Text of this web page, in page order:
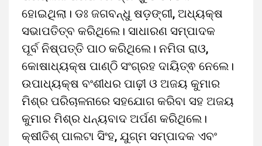
ହୋଇଥିଲା। ଡଃ ଜଗବନ୍ଧୁ ଷଡ଼ଙ୍ଗୀ, ଅଧ୍ୟକ୍ଷ
ସଭାପତିତ୍ବ କରିଥିଲେ। ସାଧାରଣ ସମ୍ପାଦକ
ପୂର୍ବ ନିଷ୍ପତ୍ତି ପାଠ କରିଥିଲେ। ନମିତା ରାଓ,
କୋଷାଧ୍ୟକ୍ଷ ପାଣ୍ଠି ସଂଗ୍ରହ ଦାୟିତ୍ଵ ନେଲେ।
ଉପାଧ୍ୟକ୍ଷ ବଂଶୀଧର ପାଢ଼ୀ ଓ ଅଜୟ କୁମାର
ମିଶ୍ର ପରିଚାଳନାରେ ସହଯୋଗ କରିବା ସହ ଅଜୟ
କୁମାର ମିଶ୍ର ଧନ୍ୟବାଦ ଅର୍ପଣ କରିଥିଲେ।
କ୍ଷୀତିଶ୍ ପାଲଟା ସିଂହ, ଯୁଗ୍ମ ସମ୍ପାଦକ ଏବଂ